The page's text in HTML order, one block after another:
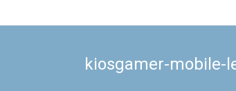
kiosgamer-mobile-